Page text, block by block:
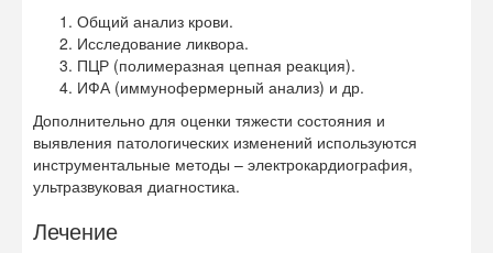
Общий анализ крови.
Исследование ликвора.
ПЦР (полимеразная цепная реакция).
ИФА (иммунофермерный анализ) и др.
Дополнительно для оценки тяжести состояния и
выявления патологических изменений используются
инструментальные методы – электрокардиография,
ультразвуковая диагностика.
Лечение